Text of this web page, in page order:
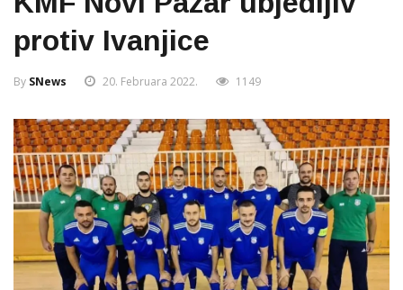
protiv Ivanjice
By SNews 20. Februara 2022. 1149